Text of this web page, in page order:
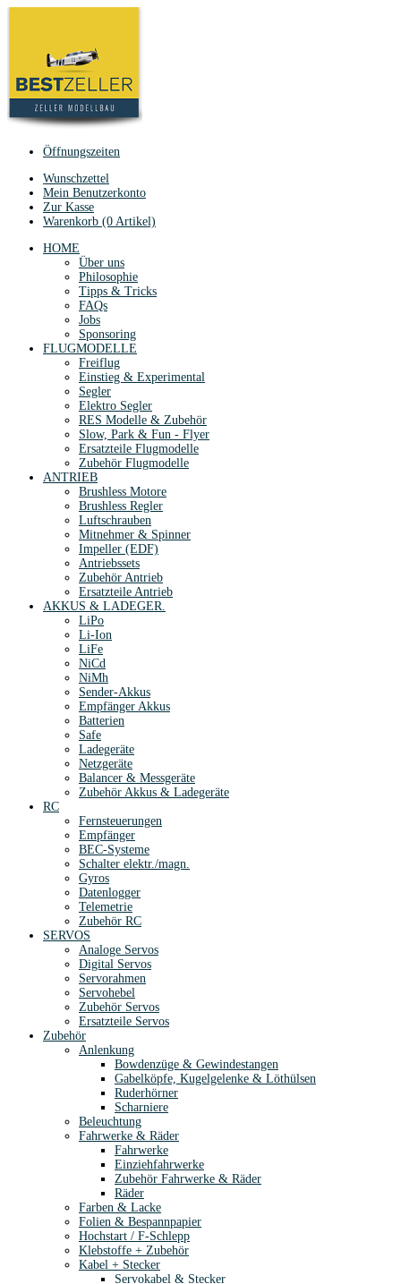
Öffnungszeiten
Wunschzettel
Mein Benutzerkonto
Zur Kasse
Warenkorb (0 Artikel)
HOME
Über uns
Philosophie
Tipps & Tricks
FAQs
Jobs
Sponsoring
FLUGMODELLE
Freiflug
Einstieg & Experimental
Segler
Elektro Segler
RES Modelle & Zubehör
Slow, Park & Fun - Flyer
Ersatzteile Flugmodelle
Zubehör Flugmodelle
ANTRIEB
Brushless Motore
Brushless Regler
Luftschrauben
Mitnehmer & Spinner
Impeller (EDF)
Antriebssets
Zubehör Antrieb
Ersatzteile Antrieb
AKKUS & LADEGER.
LiPo
Li-Ion
LiFe
NiCd
NiMh
Sender-Akkus
Empfänger Akkus
Batterien
Safe
Ladegeräte
Netzgeräte
Balancer & Messgeräte
Zubehör Akkus & Ladegeräte
RC
Fernsteuerungen
Empfänger
BEC-Systeme
Schalter elektr./magn.
Gyros
Datenlogger
Telemetrie
Zubehör RC
SERVOS
Analoge Servos
Digital Servos
Servorahmen
Servohebel
Zubehör Servos
Ersatzteile Servos
Zubehör
Anlenkung
Bowdenzüge & Gewindestangen
Gabelköpfe, Kugelgelenke & Löthülsen
Ruderhörner
Scharniere
Beleuchtung
Fahrwerke & Räder
Fahrwerke
Einziehfahrwerke
Zubehör Fahrwerke & Räder
Räder
Farben & Lacke
Folien & Bespannpapier
Hochstart / F-Schlepp
Klebstoffe + Zubehör
Kabel + Stecker
Servokabel & Stecker